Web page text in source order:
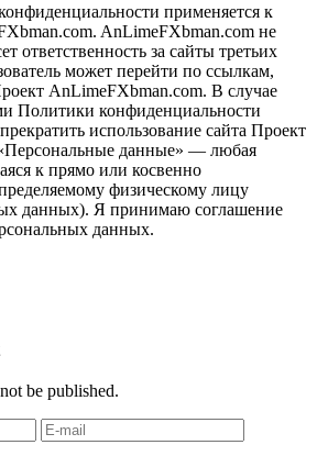
применяется к
AnLimeFXbman.com не
ответственность за сайты третьих
может перейти по ссылкам,
AnLimeFXbman.com. В случае
Политики конфиденциальности
использование сайта Проект
данные» — любая
к прямо или косвенно
физическому лицу
данных). Я принимаю соглашение
данных.
be published.